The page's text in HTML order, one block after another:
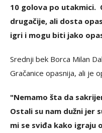
10 golova po utakmici.
drugačije, ali dosta
igri i mogu biti jako
Srednji bek Borca Milan
Gračanice opasnija, ali je
"Nemamo šta da
Ostali su nam dužni jer
mi se sviđa kako igraju